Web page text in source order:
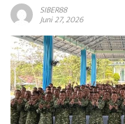
SIBER88
Juni 27, 2026